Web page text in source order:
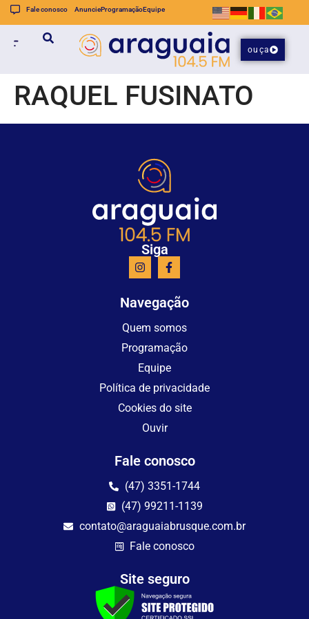
Fale conosco AnuncieProgramaçãoEquipe
ouça
RAQUEL FUSINATO
Siga
Navegação
Quem somos
Programação
Equipe
Política de privacidade
Cookies do site
Ouvir
Fale conosco
(47) 3351-1744
(47) 99211-1139
contato@araguaiabrusque.com.br
Fale conosco
Site seguro